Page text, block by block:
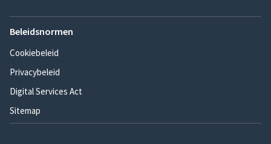
Beleidsnormen
Cookiebeleid
Privacybeleid
Digital Services Act
Sitemap